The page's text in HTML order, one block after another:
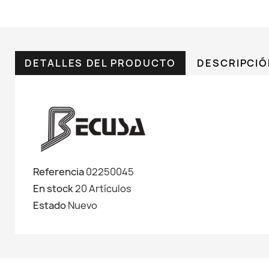
DETALLES DEL PRODUCTO
Referencia02250045
En stock20 Artículos
EstadoNuevo